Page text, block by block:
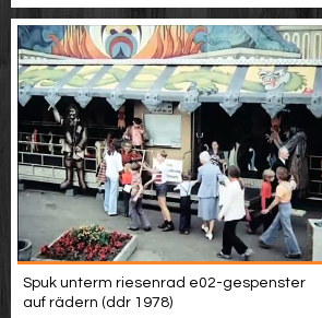
Spuk unterm riesenrad e02-gespenster
auf rädern (ddr 1978)